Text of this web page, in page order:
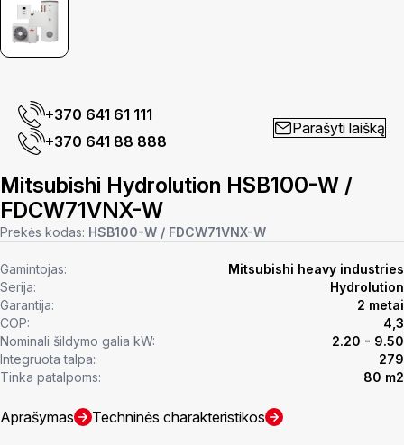
+370 641 61 111
+370 641 88 888
Parašyti laišką
Mitsubishi Hydrolution HSB100-W /
FDCW71VNX-W
Prekės kodas: HSB100-W / FDCW71VNX-W
Gamintojas:
Mitsubishi heavy industries
Serija:
Hydrolution
Garantija:
2 metai
COP:
4,3
Nominali šildymo galia kW:
2.20 - 9.50
Integruota talpa:
279
Tinka patalpoms:
80 m2
Aprašymas Techninės charakteristikos